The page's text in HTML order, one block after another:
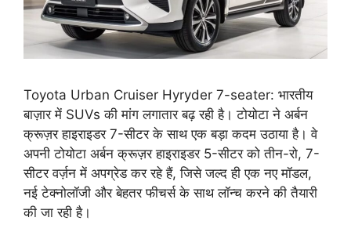
Toyota Urban Cruiser Hyryder 7-seater: भारतीय
बाज़ार में SUVs की मांग लगातार बढ़ रही है। टोयोटा ने अर्बन
क्रूज़र हाइराइडर 7-सीटर के साथ एक बड़ा कदम उठाया है। वे
अपनी टोयोटा अर्बन क्रूज़र हाइराइडर 5-सीटर को तीन-रो, 7-
सीटर वर्ज़न में अपग्रेड कर रहे हैं, जिसे जल्द ही एक नए मॉडल,
नई टेक्नोलॉजी और बेहतर फीचर्स के साथ लॉन्च करने की तैयारी
की जा रही है।